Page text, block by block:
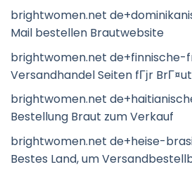
brightwomen.net
Mail bestellen Brautwebsite
brightwomen.net de+finnische-
Versandhandel Seiten fГјr
brightwomen.net
Bestellung Braut zum Verkauf
brightwomen.net de+heise-
Bestes Land, um